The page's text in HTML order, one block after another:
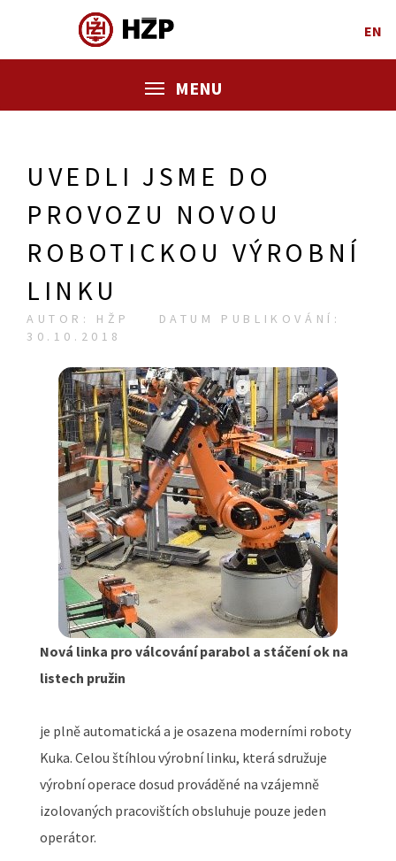
EN
MENU
UVEDLI JSME DO
PROVOZU NOVOU
ROBOTICKOU VÝROBNÍ
LINKU
AUTOR: HŽP
DATUM PUBLIKOVÁNÍ:
30.10.2018
Nová linka pro válcování parabol a stáčení ok na
listech pružin
je plně automatická a je osazena moderními roboty
Kuka. Celou štíhlou výrobní linku, která sdružuje
výrobní operace dosud prováděné na vzájemně
izolovaných pracovištích obsluhuje pouze jeden
operátor.